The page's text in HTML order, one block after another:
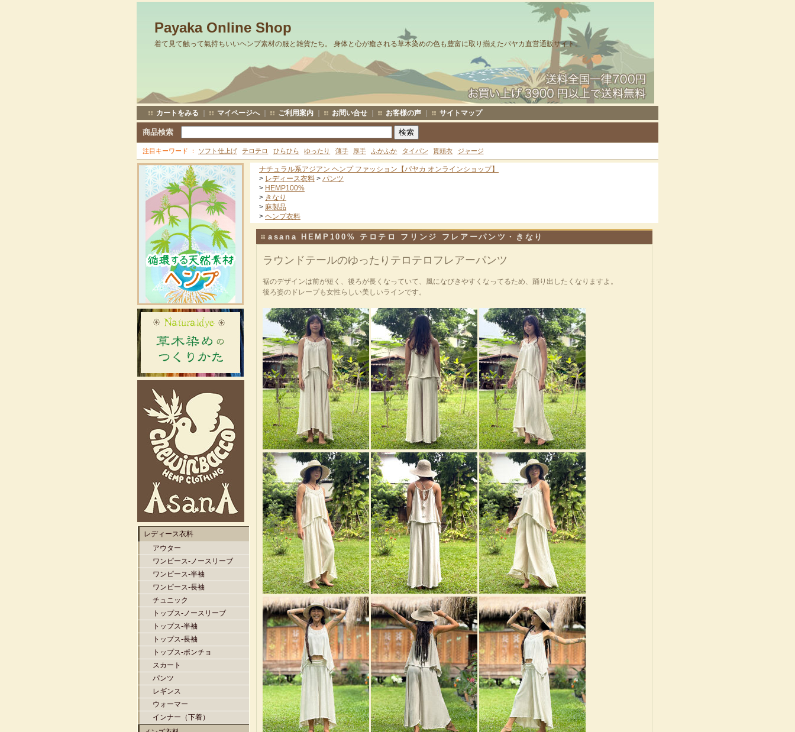
Payaka Online Shop
着て見て触って氣持ちいいヘンプ素材の服と雑貨たち。 身体と心が癒される草木染めの色も豊富に取り揃えたパヤカ直営通販サイト。
カートをみる マイページへ｜ ご利用案内 お問い合せ お客様の声 サイトマップ
商品検索
注目キーワード ソフト仕上げ テロテロ ひらひら ゆったり 薄手 厚手 ふかふか タイパン 貫頭衣 ジャージ
レディース衣料
アウター
ワンピース-ノースリーブ
ワンピース-半袖
ワンピース-長袖
チュニック
トップス-ノースリーブ
トップス-半袖
トップス-長袖
トップス-ポンチョ
スカート
パンツ
レギンス
ウォーマー
インナー（下着）
ナチュラル系アジアン ヘンプ ファッション【パヤカ オンラインショップ】
> レディース衣料 > パンツ
> HEMP100%
> きなり
> 麻製品
> ヘンプ衣料
asana HEMP100% テロテロ フリンジ フレアーパンツ・きなり
ラウンドテールのゆったりテロテロフレアーパンツ
裾のデザインは前が短く、後ろが長くなっていて、風になびきやすくなってるため、踊り出したくなりますよ。
後ろ姿のドレープも女性らしい美しいラインです。